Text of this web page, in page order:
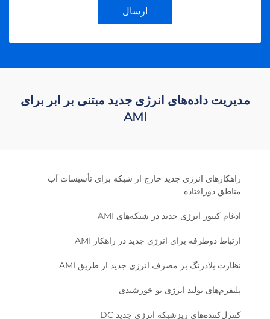
ارسال
مدیریت داده‌های انرژی جدید مبتنی بر ابر برای
AMI
راهکارهای انرژی جدید خارج از شبکه برای تأسیسات آب
مناطق دورافتاده
ادغام کنتور انرژی جدید در شبکه‌های AMI
ارتباط دوطرفه برای انرژی جدید در راهکار AMI
نظارت بلادرنگ بر مصرف انرژی جدید از طریق AMI
پلتفرم‌های تولید انرژی نو خورشیدی
کنترل‌کننده‌های ریزشبکه انرژی جدید DC